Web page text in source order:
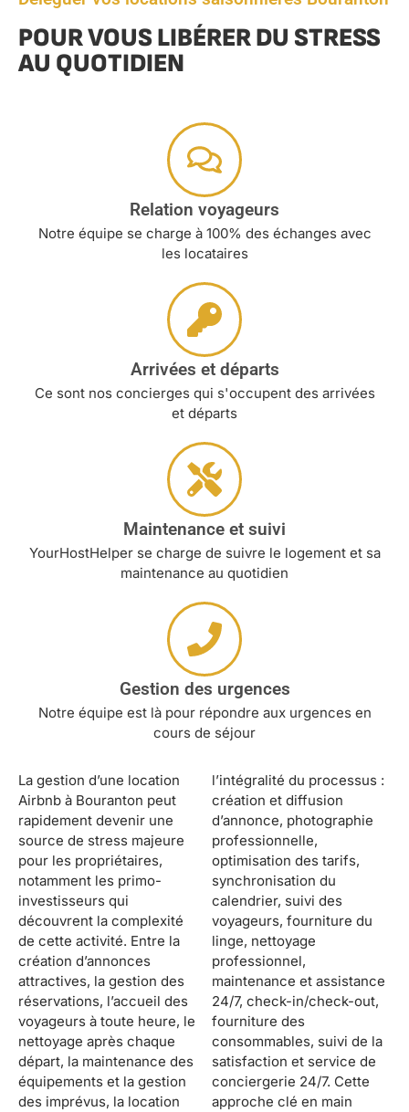
POUR VOUS LIBÉRER DU STRESS
AU QUOTIDIEN
Relation voyageurs
Notre équipe se charge à 100% des échanges avec
les locataires
Arrivées et départs
Ce sont nos concierges qui s'occupent des arrivées
et départs
Maintenance et suivi
YourHostHelper se charge de suivre le logement et sa
maintenance au quotidien
Gestion des urgences
Notre équipe est là pour répondre aux urgences en
cours de séjour
La gestion d’une location
Airbnb à Bouranton peut
rapidement devenir une
source de stress majeure
pour les propriétaires,
notamment les primo-
investisseurs qui
découvrent la complexité
de cette activité. Entre la
création d’annonces
attractives, la gestion des
réservations, l’accueil des
voyageurs à toute heure, le
nettoyage après chaque
départ, la maintenance des
équipements et la gestion
des imprévus, la location
l’intégralité du processus :
création et diffusion
d’annonce, photographie
professionnelle,
optimisation des tarifs,
synchronisation du
calendrier, suivi des
voyageurs, fourniture du
linge, nettoyage
professionnel,
maintenance et assistance
24/7, check-in/check-out,
fourniture des
consommables, suivi de la
satisfaction et service de
conciergerie 24/7. Cette
approche clé en main